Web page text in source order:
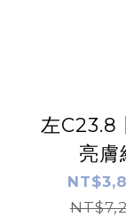
左C23.8
亮膚